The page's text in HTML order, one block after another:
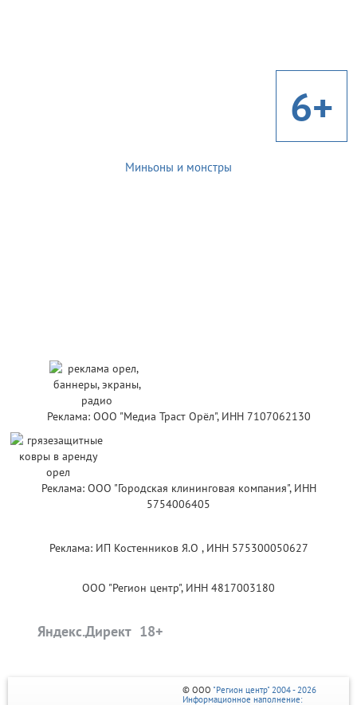
6+
Миньоны и монстры
Реклама: ООО "Медиа Траст Орёл", ИНН 7107062130
Реклама: ООО "Городская клининговая компания", ИНН
5754006405
Реклама: ИП Костенников Я.О , ИНН 575300050627
ООО "Регион центр", ИНН 4817003180
Яндекс.Директ
© ООО "Регион центр" 2004 - 2026
Информационное наполнение: